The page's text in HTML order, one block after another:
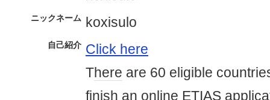
ニックネーム koxisulo
自己紹介 Click here
There are 60 eligible
finish an online ETIAS